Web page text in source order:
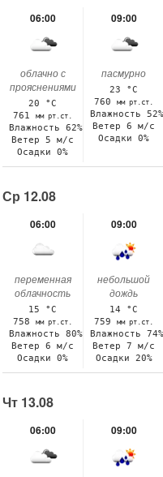
06:00
облачно с
прояснениями
20 °C
761 мм рт.ст.
Влажность 62%
Ветер 5 м/с
Осадки 0%
09:00
пасмурно
23 °C
760 мм рт.ст.
Влажность 52%
Ветер 6 м/с
Осадки 0%
Ср 12.08
06:00
переменная
облачность
15 °C
758 мм рт.ст.
Влажность 80%
Ветер 6 м/с
Осадки 0%
09:00
небольшой
дождь
14 °C
759 мм рт.ст.
Влажность 74%
Ветер 7 м/с
Осадки 20%
Чт 13.08
06:00 09:00